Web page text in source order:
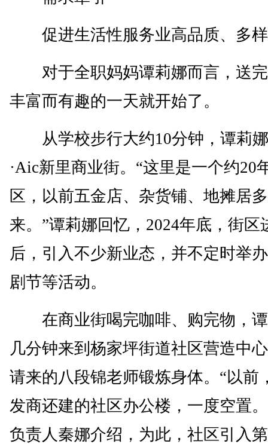
促进生活性服务业高品质、多样
对于全职妈妈谭莉娜而言，送完
丰富而有趣的一天就开始了。
从学校步行大约10分钟，谭莉
·Aic新里商业街。“这里是一个约20
区，以前五金店、杂货铺、地摊居
来。”谭莉娜回忆，2024年底，街区
后，引入不少新业态，并不定时举
剧节等活动。
在商业街喝完咖啡、购完物，谭
几分钟来到杨家坪街道社区营造中
请来的八段锦老师锻炼身体。“以前
发商还建的社区办公楼，一度空置
负责人秦娜介绍，为此，社区引入